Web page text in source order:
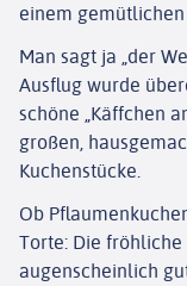
einem
Man sagt ja „der
Ausflug wurde
schöne „Käffchen
großen,
Kuchenstücke.
Ob
Torte: Die
augenscheinlich